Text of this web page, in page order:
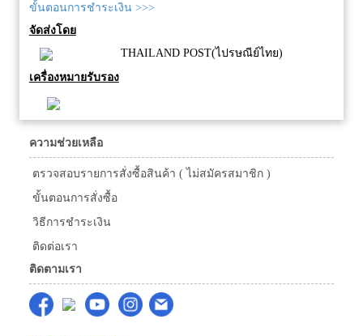
ขั้นตอนการชำระเงิน >>>
จัดส่งโดย
THAILAND POST(ไปรษณีย์ไทย)
เครื่องหมายรับรอง
ความช่วยเหลือ
ตรวจสอบรายการสั่งซื้อสินค้า ( ไม่สมัครสมาชิก )
ขั้นตอนการสั่งซื้อ
วิธีการชำระเงิน
ติดต่อเรา
ติดตามเรา